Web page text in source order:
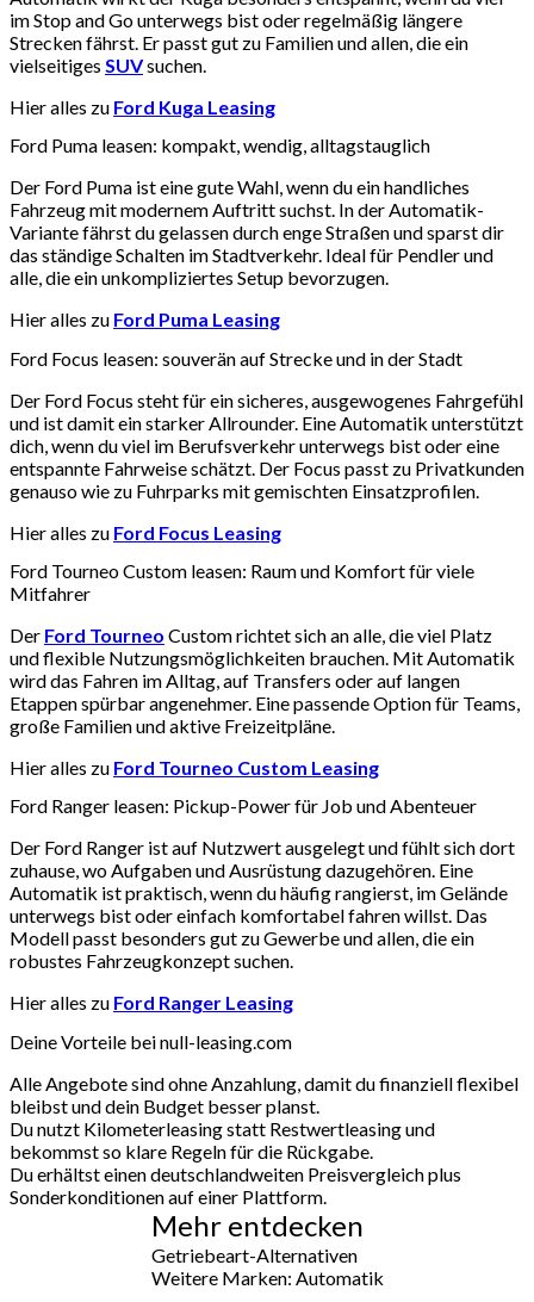
im Stop and Go unterwegs bist oder regelmäßig längere
Strecken fährst. Er passt gut zu Familien und allen, die ein
vielseitiges SUVsuchen.
Hier alles zu Ford Kuga Leasing
Ford Puma leasen: kompakt, wendig, alltagstauglich
Der Ford Puma ist eine gute Wahl, wenn du ein handliches
Fahrzeug mit modernem Auftritt suchst. In der Automatik-
Variante fährst du gelassen durch enge Straßen und sparst dir
das ständige Schalten im Stadtverkehr. Ideal für Pendler und
alle, die ein unkompliziertes Setup bevorzugen.
Hier alles zu Ford Puma Leasing
Ford Focus leasen: souverän auf Strecke und in der Stadt
Der Ford Focus steht für ein sicheres, ausgewogenes Fahrgefühl
und ist damit ein starker Allrounder. Eine Automatik unterstützt
dich, wenn du viel im Berufsverkehr unterwegs bist oder eine
entspannte Fahrweise schätzt. Der Focus passt zu Privatkunden
genauso wie zu Fuhrparks mit gemischten Einsatzprofilen.
Hier alles zu Ford Focus Leasing
Ford Tourneo Custom leasen: Raum und Komfort für viele
Mitfahrer
Der Ford Tourneo Custom richtet sich an alle, die viel Platz
und flexible Nutzungsmöglichkeiten brauchen. Mit Automatik
wird das Fahren im Alltag, auf Transfers oder auf langen
Etappen spürbar angenehmer. Eine passende Option für Teams,
große Familien und aktive Freizeitpläne.
Hier alles zu Ford Tourneo Custom Leasing
Ford Ranger leasen: Pickup-Power für Job und Abenteuer
Der Ford Ranger ist auf Nutzwert ausgelegt und fühlt sich dort
zuhause, wo Aufgaben und Ausrüstung dazugehören. Eine
Automatik ist praktisch, wenn du häufig rangierst, im Gelände
unterwegs bist oder einfach komfortabel fahren willst. Das
Modell passt besonders gut zu Gewerbe und allen, die ein
robustes Fahrzeugkonzept suchen.
Hier alles zu Ford Ranger Leasing
Deine Vorteile bei null-leasing.com
Alle Angebote sind ohne Anzahlung, damit du finanziell flexibel
bleibst und dein Budget besser planst.
Du nutzt Kilometerleasing statt Restwertleasing und
bekommst so klare Regeln für die Rückgabe.
Du erhältst einen deutschlandweiten Preisvergleich plus
Sonderkonditionen auf einer Plattform.
Mehr entdecken
Getriebeart-Alternativen
Weitere Marken: Automatik